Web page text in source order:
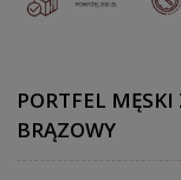
PORTFEL
BRĄZOWY